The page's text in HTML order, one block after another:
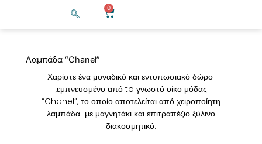
0
Cart
Λαμπάδα “Chanel”
Χαρίστε ένα μοναδικό και εντυπωσιακό δώρο
,εμπνευσμένο από to γνωστό οίκο μόδας
“Chanel”, το οποίο αποτελείται από χειροποίητη
λαμπάδα με μαγνητάκι και επιτραπέζιο ξύλινο
διακοσμητικό.